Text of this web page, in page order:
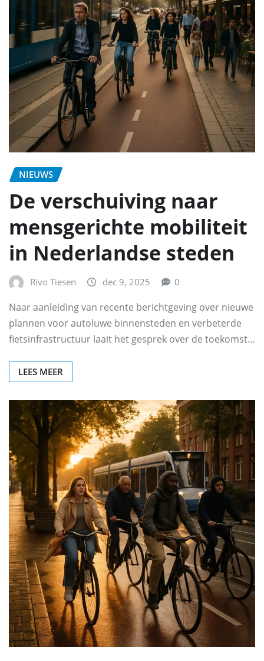
NIEUWS
De verschuiving naar
mensgerichte mobiliteit
in Nederlandse steden
Rivo Tiesen dec 9, 2025 0
Naar aanleiding van recente berichtgeving over nieuwe
plannen voor autoluwe binnensteden en verbeterde
fietsinfrastructuur laait het gesprek over de toekomst…
LEES MEER